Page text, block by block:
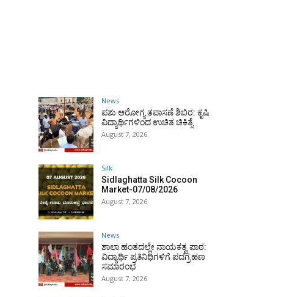
News
ಪಶು ಆರೋಗ್ಯ ತಪಾಸಣೆ ಶಿಬಿರ: ಕೃಷಿ
ವಿದ್ಯಾರ್ಥಿಗಳಿಂದ ಉಚಿತ ಚಿಕಿತ್ಸೆ
August 7, 2026
Silk
Sidlaghatta Silk Cocoon
Market-07/08/2026
August 7, 2026
News
ಶಾಲಾ ಹಂತದಲ್ಲೇ ನಾಯಕತ್ವ ಪಾಠ:
ವಿದ್ಯಾರ್ಥಿ ಪ್ರತಿನಿಧಿಗಳಿಗೆ ಪದಗ್ರಹಣ
ಸಮಾರಂಭ
August 7, 2026